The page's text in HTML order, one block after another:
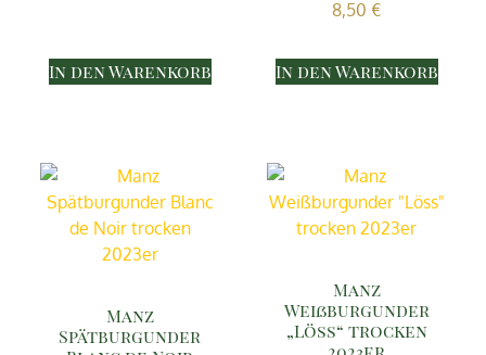
In den Warenkorb
8,50 €
In den Warenkorb
Manz
Spätburgunder
Manz
Weißburgunder
„Löss“ trocken